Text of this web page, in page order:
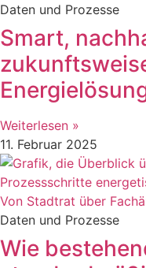
Daten und Prozesse
Smart,
Weiterlesen »
11. Februar 2025
Daten und Prozesse
Wie